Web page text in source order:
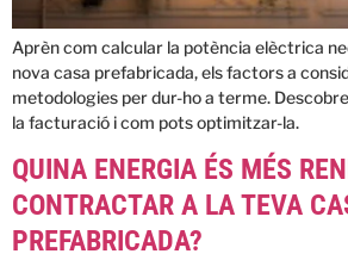
Aprèn com calcular la potència elèctrica
nova casa prefabricada, els factors a
metodologies per dur-ho a terme.
la facturació i com pots optimitzar-la.
QUINA ENERGIA ÉS MÉS
CONTRACTAR A LA TEVA
PREFABRICADA?